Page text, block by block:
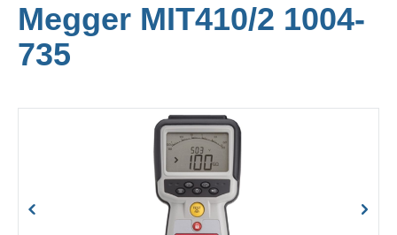
Megger MIT410/2 1004-
735
Bildergalerie überspringen